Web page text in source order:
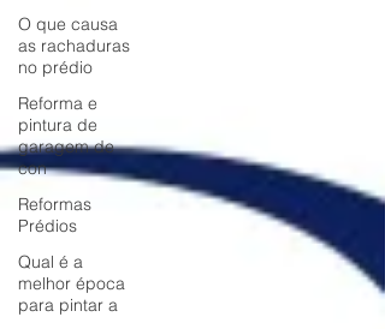
O que causa
as rachaduras
no prédio
Reforma e
pintura de
garagem de
con
Reformas
Prédios
Qual é a
melhor época
para pintar a